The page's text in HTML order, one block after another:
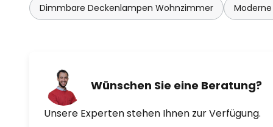
Dimmbare Deckenlampen Wohnzimmer
Wünschen Sie eine Beratung?
Unsere Experten stehen Ihnen zur Verfügung.